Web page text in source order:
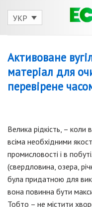
УКР
Активоване
матеріал для
перевірене
Велика рідкість, –
всіма необхідними
промисловості і в
(свердловина, озера,
була придатною для
вона повинна бути
Тобто – не містити